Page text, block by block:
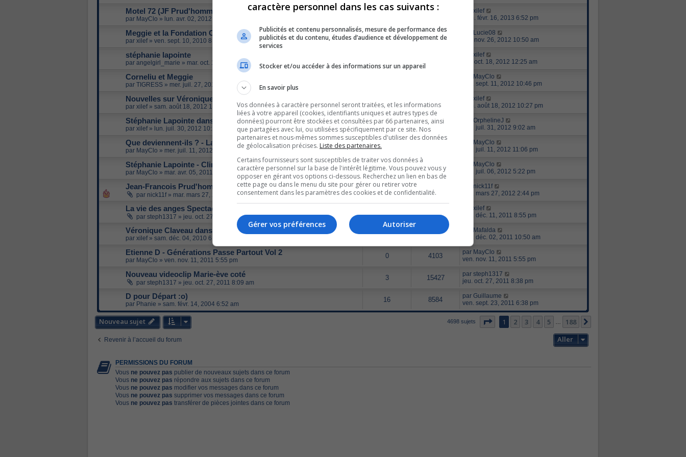
Motel 72 (JF Prud'homme)
par MayClo » lun. avr. 02, 2012 12:41 pm
xilef
sam. févr. 16, 2013 6:52 pm
Meggie et la Fondation Charles Guindon
par xilef» ven. sept. 10, 2010 8:56 pm
10 9949
Lucie08
lun. nov. 26, 2012 10:50 am
stéphanie lapointe
par angelgirl_marie » mar. oct. 16, 2012 6:06 pm
xilef
jeu. oct. 18, 2012 12:25 am
Corneliu et Meggie
par TIGRESS » mer. juil. 27, 2011 12:41 pm
MayClo
mar. sept. 11, 2012 10:46 pm
Nouvelles sur Véronique Claveau
par xilef» sam. août 18, 2012 10:27 pm
0 5662
xilef
sam. août 18, 2012 10:27 pm
Stéphanie Lapointe dans le film Liverpool
par xilef» lun. juil. 30, 2012 10:24 pm
3 4811
OrphelineJ
mar. juil. 31, 2012 9:02 am
Que deviennent-ils ? - La Semaine
par MayClo » mer. juil. 11, 2012 10:31 pm
MayClo
mer. juil. 11, 2012 11:06 pm
Stéphanie Lapointe - Clin d'Oeil Aout 2012
par MayClo » mar. avr. 05, 2011 11:52 pm
5 4092
MayClo
ven. juil. 06, 2012 5:22 pm
Jean-Francois Prud'homme à LA PIAZZA de Québec!
par nick11f» mar. mars 27, 2012 2:44 pm
0 2746
nick11f
mar. mars 27, 2012 2:44 pm
La vie des anges Spectacle théatre st-denis !
par steph1317 » jeu. oct. 27, 2011 7:21 pm
xilef
dim. déc. 11, 2011 8:55 pm
Véronique Claveau dans "2010 revue et corrigée"
par xilef» sam. déc. 04, 2010 6:40 pm
2 3658
Mafalda
ven. déc. 02, 2011 10:50 am
Etienne D - Générations Passe Partout Vol 2
par MayClo » ven. nov. 11, 2011 5:55 pm
0 4103 par MayClo
ven. nov. 11, 2011 5:55 pm
Nouveau videoclip Marie-ève coté
par steph1317 » jeu. oct. 27, 2011 8:09 am
3 15427 par steph1317
jeu. oct. 27, 2011 8:38 pm
D pour Départ :o)
par Phanie » sam. févr. 14, 2004 6:52 am
16 8584 par Guillaume
ven. sept. 23, 2011 6:38 pm
Nouveau sujet 4698 sujets Page 1sur188
1 2 3 4 5 188
Revenir à l’accueil du forum Aller
PERMISSIONS DU FORUM
Vous ne pouvez pas publier de nouveaux sujets dans ce forum
Vous ne pouvez pas répondre aux sujets dans ce forum
Vous ne pouvez pas modifier vos messages dans ce forum
Vous ne pouvez pas supprimer vos messages dans ce forum
Vous ne pouvez pas transférer de pièces jointes dans ce forum
caractère personnel dans les cas suivants :
Publicités et contenu personnalisés, mesure de performance des
publicités et du contenu, études d’audience et développement de
services
Stocker et/ou accéder à des informations sur un appareil
En savoir plus
Vos données à caractère personnel seront traitées, et les informations
liées à votre appareil (cookies, identifiants uniques et autres types de
données) pourront être stockées et consultées par 66 partenaires, ainsi
que partagées avec lui, ou utilisées spécifiquement par ce site. Nos
partenaires et nous-mêmes sommes susceptibles d'utiliser des données
de géolocalisation précises. Liste des partenaires.
Certains fournisseurs sont susceptibles de traiter vos données à
caractère personnel sur la base de l'intérêt légitime. Vous pouvez vous y
opposer en gérant vos options ci-dessous. Recherchez un lien en bas de
cette page ou dans le menu du site pour gérer ou retirer votre
consentement dans les paramètres des cookies et de confidentialité.
Autoriser
Gérer vos préférences